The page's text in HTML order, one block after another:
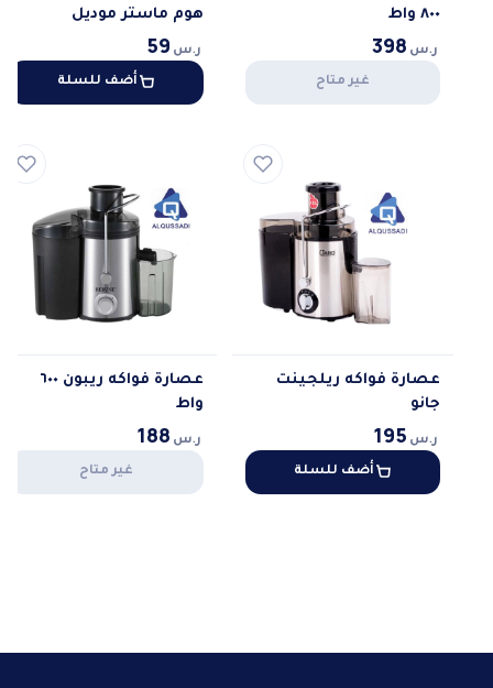
٨٠٠ واط
ر.س 398
غير متاح
هوم ماستر موديل
ر.س 59
أضف للسلة
عصارة فواكه ريلجينت
جانو
ر.س 195
أضف للسلة
عصارة فواكه ريبون ٦٠٠
واط
ر.س 188
غير متاح